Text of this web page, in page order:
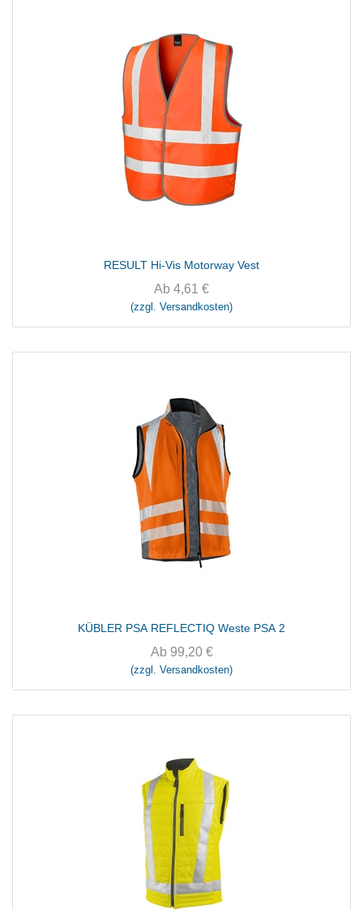
RESULT Hi-Vis Motorway Vest
Ab 4,61 €
(zzgl. Versandkosten)
KÜBLER PSA REFLECTIQ Weste PSA 2
Ab 99,20€
(zzgl. Versandkosten)